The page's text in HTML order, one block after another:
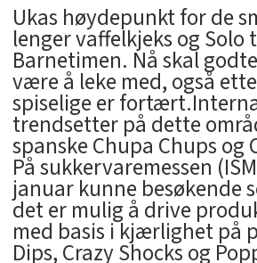
Ukas høydepunkt for de
lenger vaffelkjeks og Solo
Barnetimen. Nå skal
være å leke med, også
spiselige er
trendsetter på dette
spanske Chupa Chups og
På sukkervaremessen
januar kunne besøkende
det er mulig å drive
med basis i kjærlighet på
Dips, Crazy Shocks og